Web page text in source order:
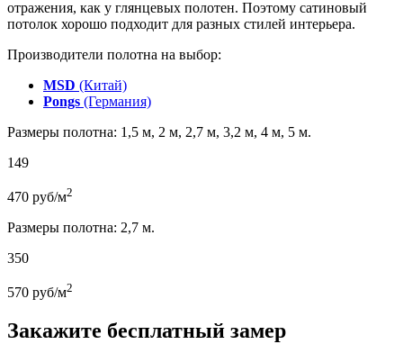
отражения, как у глянцевых полотен. Поэтому сатиновый
потолок хорошо подходит для разных стилей интерьера.
Производители полотна на выбор:
MSD (Китай)
Pongs (Германия)
Размеры полотна: 1,5 м, 2 м, 2,7 м, 3,2 м, 4 м, 5 м.
149
470 руб/м2
Размеры полотна: 2,7 м.
350
570 руб/м2
Закажите бесплатный замер